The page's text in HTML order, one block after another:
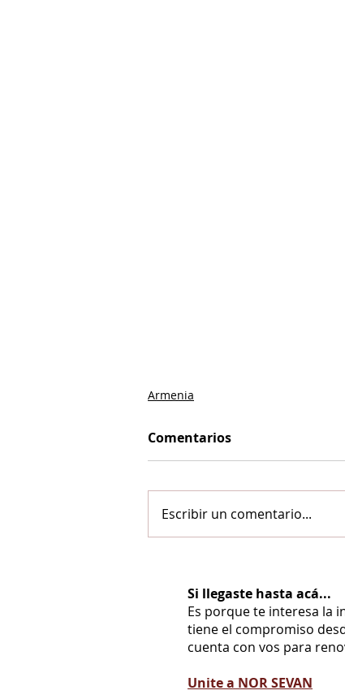
Armenia
Comentarios
Escribir un comentario...
Si llegaste hasta acá...
Es porque te interesa la
tiene el compromiso
cuenta con vos para
Unite a NOR SEVAN